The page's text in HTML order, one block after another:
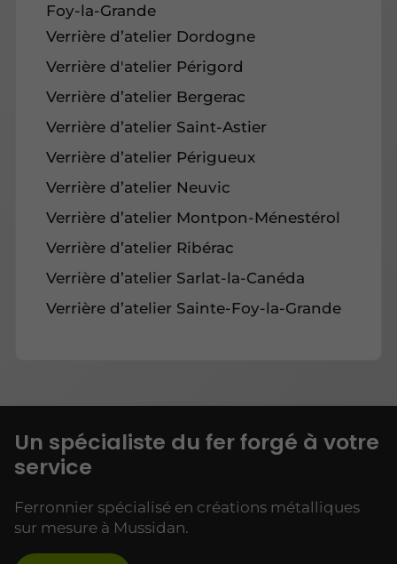
Foy-la-Grande
Verrière d’atelier Dordogne
Verrière d'atelier Périgord
Verrière d’atelier Bergerac
Verrière d’atelier Saint-Astier
Verrière d’atelier Périgueux
Verrière d’atelier Neuvic
Verrière d’atelier Montpon-Ménestérol
Verrière d’atelier Ribérac
Verrière d’atelier Sarlat-la-Canéda
Verrière d’atelier Sainte-Foy-la-Grande
Un spécialiste du fer forgé à votre
service
Ferronnier spécialisé en créations métalliques
sur mesure à Mussidan.